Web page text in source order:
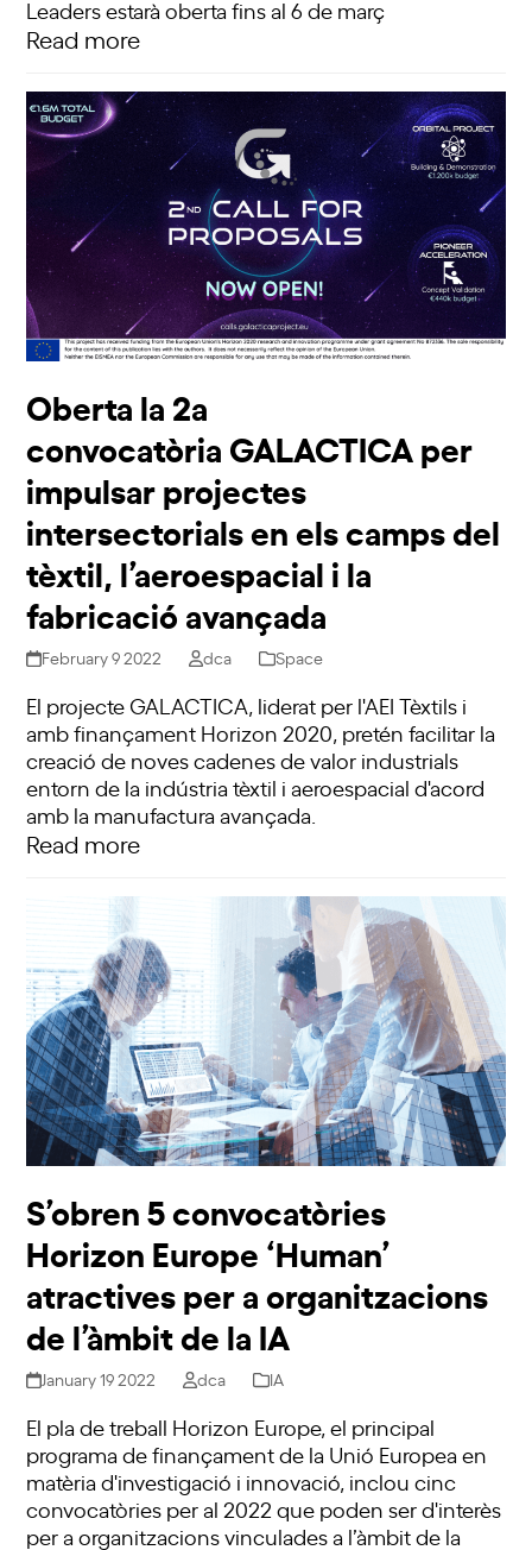
Leaders estarà oberta fins al 6 de març
Read more
Oberta la 2a
convocatòria GALACTICA per
impulsar projectes
intersectorials en els camps del
tèxtil, l’aeroespacial i la
fabricació avançada
February 9 2022 dca Space
El projecte GALACTICA, liderat per l'AEI Tèxtils i
amb finançament Horizon 2020, pretén facilitar la
creació de noves cadenes de valor industrials
entorn de la indústria tèxtil i aeroespacial d'acord
amb la manufactura avançada.
Read more
S’obren 5 convocatòries
Horizon Europe ‘Human’
atractives per a organitzacions
de l’àmbit de la IA
January 19 2022 dca IA
El pla de treball Horizon Europe, el principal
programa de finançament de la Unió Europea en
matèria d'investigació i innovació, inclou cinc
convocatòries per al 2022 que poden ser d'interès
per a organitzacions vinculades a l’àmbit de la